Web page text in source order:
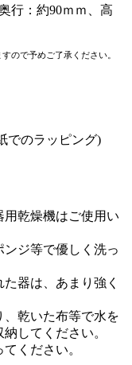
行：約90ｍｍ、高
ので予めご了承ください。
でのラッピング)
用乾燥機はご使用い
ンジ等で優しく洗っ
器は、あまり強く
、乾いた布等で水を
してください。
ください。